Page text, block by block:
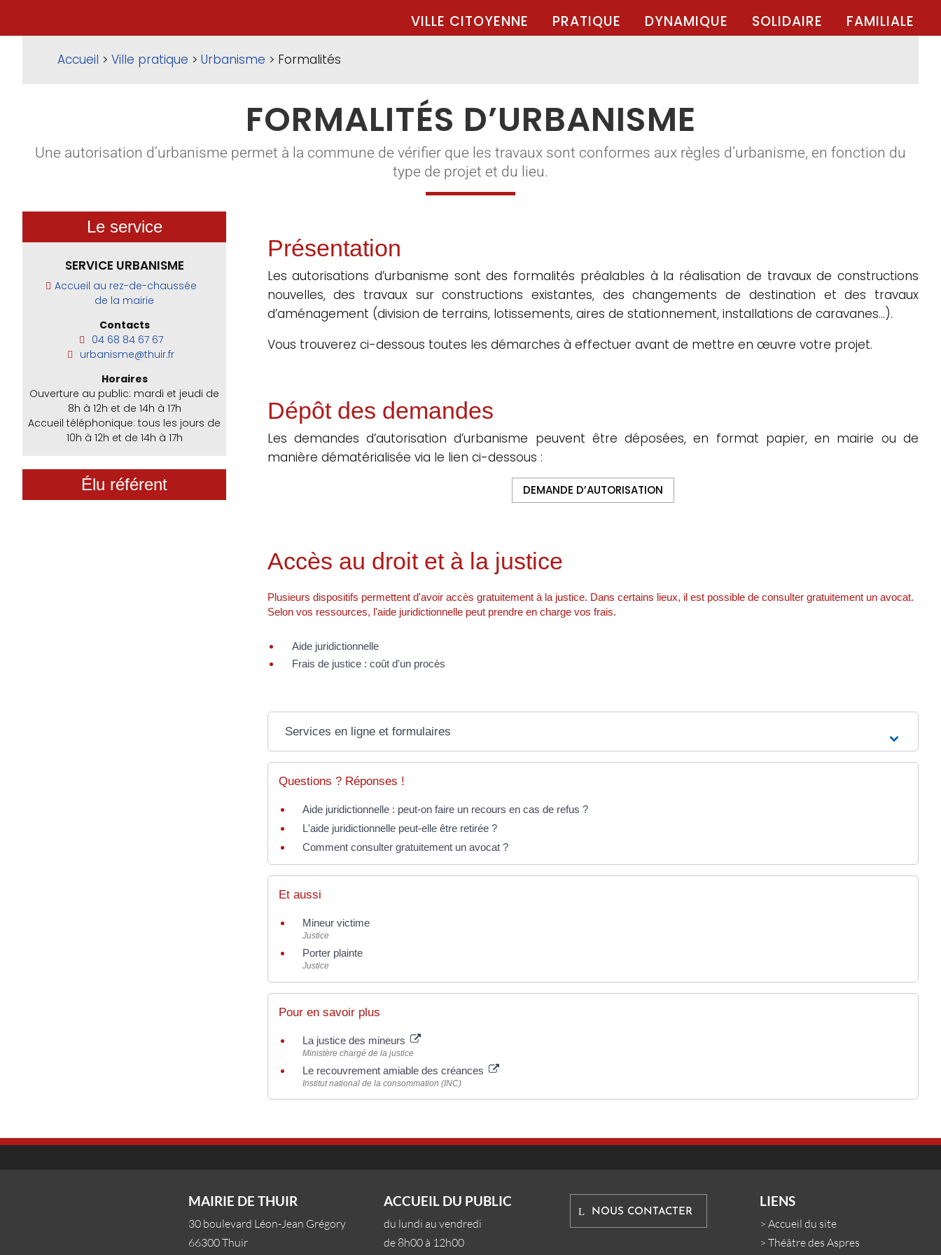
VILLE CITOYENNE PRATIQUE DYNAMIQUE SOLIDAIRE FAMILIALE
Accueil > Ville pratique > Urbanisme > Formalités
FORMALITÉS D’URBANISME
Une autorisation d’urbanisme permet à la commune de vérifier que les travaux sont conformes aux règles d’urbanisme, en fonction du
type de projet et du lieu.
Le service
SERVICE URBANISME
Accueil au rez-de-chaussée
de la mairie
Contacts
04 68 84 67 67
urbanisme@thuir.fr
Horaires
Ouverture au public: mardi et jeudi de
8h à 12h et de 14h à 17h
Accueil téléphonique: tous les jours de
10h à 12h et de 14h à 17h
Élu référent
Présentation
Les autorisations d’urbanisme sont des formalités préalables à la réalisation de travaux de constructions
nouvelles, des travaux sur constructions existantes, des changements de destination et des travaux
d’aménagement (division de terrains, lotissements, aires de stationnement, installations de caravanes…).
Vous trouverez ci-dessous toutes les démarches à effectuer avant de mettre en œuvre votre projet.
Dépôt des demandes
Les demandes d’autorisation d’urbanisme peuvent être déposées, en format papier, en mairie ou de
manière dématérialisée via le lien ci-dessous :
DEMANDE D’AUTORISATION
Accès au droit et à la justice
Plusieurs dispositifs permettent d'avoir accès gratuitement à la justice. Dans certains lieux, il est possible de consulter gratuitement un avocat.
Selon vos ressources, l'aide juridictionnelle peut prendre en charge vos frais.
Aide juridictionnelle
Frais de justice : coût d'un procès
Services en ligne et formulaires
Questions ? Réponses !
Aide juridictionnelle : peut-on faire un recours en cas de refus ?
L'aide juridictionnelle peut-elle être retirée ?
Comment consulter gratuitement un avocat ?
Et aussi
Mineur victime
Justice
Porter plainte
Justice
Pour en savoir plus
La justice des mineurs
Ministère chargé de la justice
Le recouvrement amiable des créances
Institut national de la consommation (INC)
MAIRIE DE THUIR
30 boulevard Léon-Jean Grégory
66300 Thuir
ACCUEIL DU PUBLIC
du lundi au vendredi
de 8h00 à 12h00
NOUS CONTACTER
LIENS
>Accueil du site
>Théâtre des Aspres